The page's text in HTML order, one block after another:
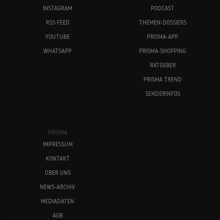
INSTAGRAM
RSS-FEED
YOUTUBE
WHATSAPP
PODCAST
THEMEN-DOSSIERS
PRISMA-APP
PRISMA-SHOPPING
RATGEBER
PRISMA TREND
SENDERINFOS
PRISMA
IMPRESSUM
KONTAKT
ÜBER UNS
NEWS-ARCHIV
MEDIADATEN
AGB